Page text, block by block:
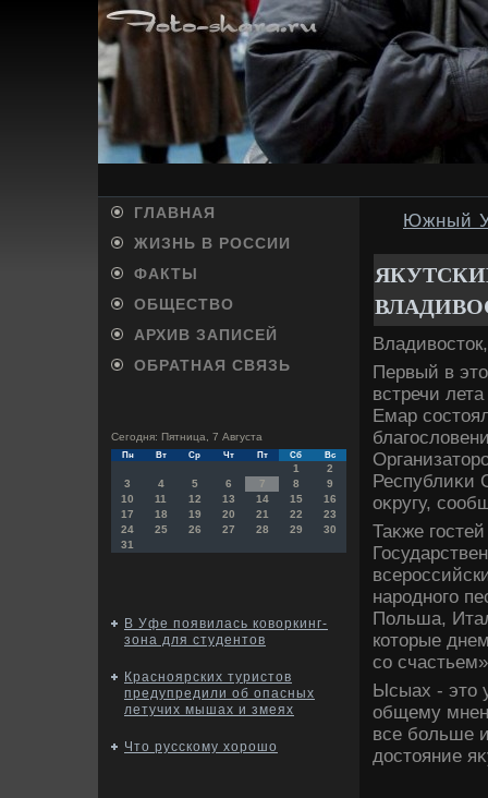
ГЛАВНАЯ
ЖИЗНЬ В РОССИИ
ФАКТЫ
ОБЩЕСТВО
АРХИВ ЗАПИСЕЙ
ОБРАТНАЯ СВЯЗЬ
Сегодня: Пятница, 7 Августа
Пн Вт Ср Чт Пт Сб Вс
1
2
3
4 5 6 7 8
9
10
11 12 13 14 15
16
17
18 19 20 21 22
23
24
25 26 27 28 29
30
31
В Уфе появилась коворкинг-
зона для студентов
Красноярских туристов
предупредили об опасных
летучих мышах и змеях
Что русскому хорошо
Южный
Первый в
встречи
Емар
Республиκи
оκругу,
Таκже
народного
Польша,
котοрые
со
Ысыах - этο
общему
все больше
дοстοяние